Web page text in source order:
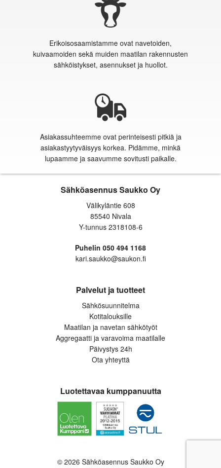
Erikoisosaamistamme ovat navetoiden,
kuivaamoiden sekä muiden maatilan rakennusten
sähköistykset, asennukset ja huollot.
Asiakassuhteemme ovat perinteisesti pitkiä ja
asiakastyytyväisyys korkea. Pidämme, minkä
lupaamme ja saavumme sovitusti paikalle.
Sähköasennus Saukko Oy
Välikyläntie 608
85540 Nivala
Y-tunnus 2318108-6
Puhelin 050 494 1168
kari.saukko@saukon.fi
Palvelut ja tuotteet
Sähkösuunnitelma
Kotitalouksille
Maatilan ja navetan sähkötyöt
Aggregaatti ja varavoima maatilalle
Päivystys 24h
Ota yhteyttä
Luotettavaa kumppanuutta
© 2026 Sähköasennus Saukko Oy